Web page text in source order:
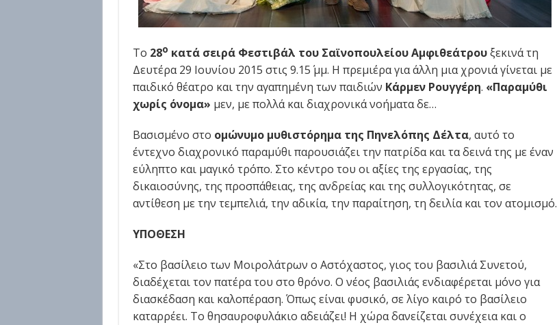
Το 28ο κατά σειρά Φεστιβάλ του Σαϊνοπουλείου Αμφιθεάτρουξεκινά τη
Δευτέρα 29 Ιουνίου 2015 στις 9.15΄ μμ. Η πρεμιέρα για άλλη μια χρονιά γίνεται με
παιδικό θέατρο και την αγαπημένη των παιδιών Κάρμεν Ρουγγέρη. «Παραμύθι
χωρίς όνομα» μεν, με πολλά και διαχρονικά νοήματα δε…
Βασισμένο στο ομώνυμο μυθιστόρημα της Πηνελόπης Δέλτα, αυτό το
έντεχνο διαχρονικό παραμύθι παρουσιάζει την πατρίδα και τα δεινά της με έναν
εύληπτο και μαγικό τρόπο. Στο κέντρο του οι αξίες της εργασίας, της
δικαιοσύνης, της προσπάθειας, της ανδρείας και της συλλογικότητας, σε
αντίθεση με την τεμπελιά, την αδικία, την παραίτηση, τη δειλία και τον ατομισμό.
ΥΠΟΘΕΣΗ
«Στο βασίλειο των Μοιρολάτρων ο Αστόχαστος, γιος του βασιλιά Συνετού,
διαδέχεται τον πατέρα του στο θρόνο. Ο νέος βασιλιάς ενδιαφέρεται μόνο για
διασκέδαση και καλοπέραση. Όπως είναι φυσικό, σε λίγο καιρό το βασίλειο
καταρρέει. Το θησαυροφυλάκιο αδειάζει! Η χώρα δανείζεται συνέχεια και ο